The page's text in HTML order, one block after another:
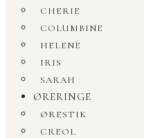
CHERIE
COLUMBINE
HELENE
IRIS
SARAH
ØRERINGE
ØRESTIK
CREOL